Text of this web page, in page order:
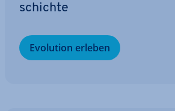
schich­te
Evolution erleben